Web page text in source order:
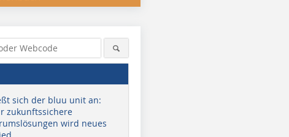
sich der bluu unit an:
zukunftssichere
wird neues